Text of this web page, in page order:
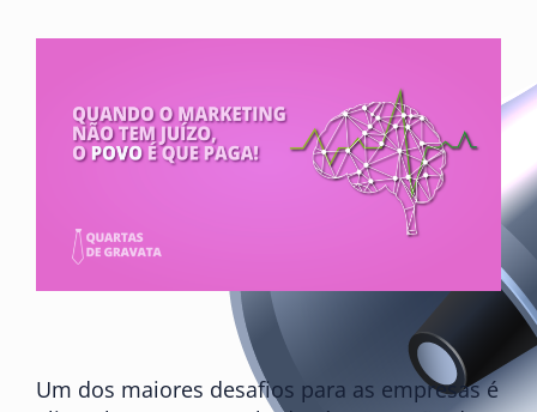
Um dos maiores desafios para as empresas é